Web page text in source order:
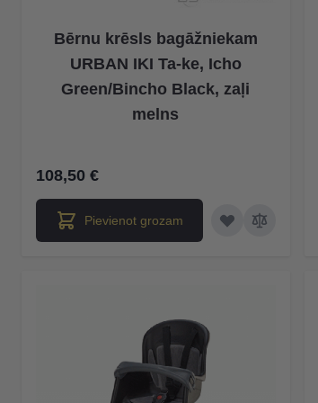
Bērnu krēsls bagāžniekam
URBAN IKI Ta-ke, Icho
Green/Bincho Black, zaļi
melns
108,50 €
Pievienot grozam